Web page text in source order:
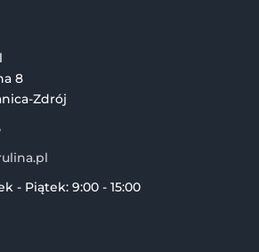
8
Zdrój
- Piątek: 9:00 - 15:00